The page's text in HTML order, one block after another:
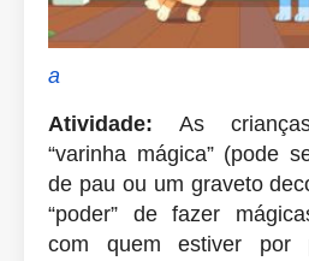
a
Atividade: As
“varinha mágica” (pode
de pau ou um graveto
“poder” de fazer
com quem estiver